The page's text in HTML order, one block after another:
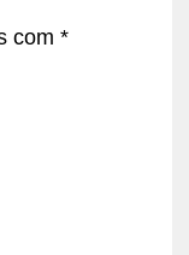
com *